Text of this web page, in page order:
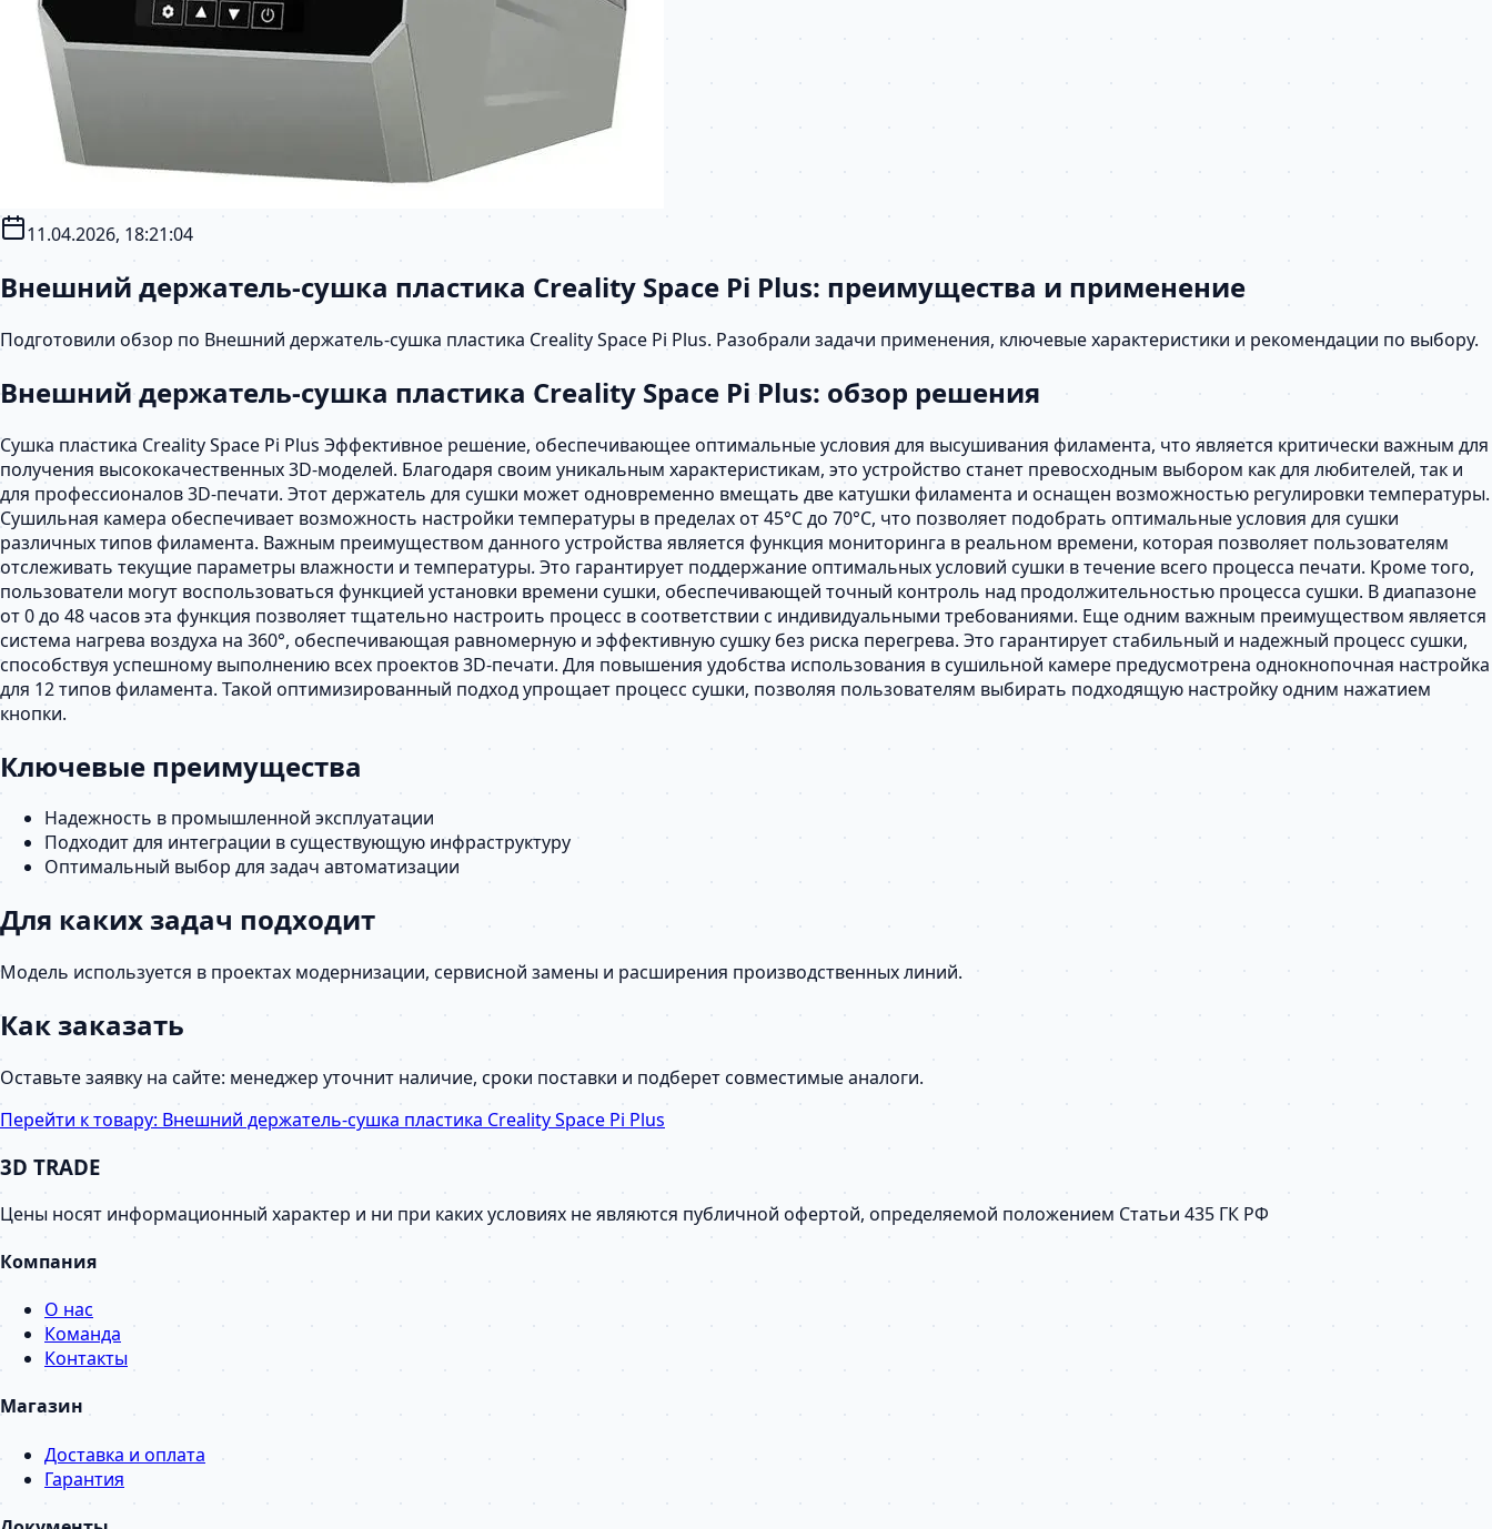
11.04.2026, 18:21:04
Внешний держатель-сушка пластика Creality Space Pi Plus: преимущества и применение
Подготовили обзор по Внешний держатель-сушка пластика Creality Space Pi Plus. Разобрали задачи применения, ключевые характеристики и рекомендации по выбору.
Внешний держатель-сушка пластика Creality Space Pi Plus: обзор решения
Cушка пластика Creality Space Pi Plus Эффективное решение, обеспечивающее оптимальные условия для высушивания филамента, что является критически важным для
получения высококачественных 3D-моделей. Благодаря своим уникальным характеристикам, это устройство станет превосходным выбором как для любителей, так и
для профессионалов 3D-печати. Этот держатель для сушки может одновременно вмещать две катушки филамента и оснащен возможностью регулировки температуры.
Сушильная камера обеспечивает возможность настройки температуры в пределах от 45°C до 70°C, что позволяет подобрать оптимальные условия для сушки
различных типов филамента. Важным преимуществом данного устройства является функция мониторинга в реальном времени, которая позволяет пользователям
отслеживать текущие параметры влажности и температуры. Это гарантирует поддержание оптимальных условий сушки в течение всего процесса печати. Кроме того,
пользователи могут воспользоваться функцией установки времени сушки, обеспечивающей точный контроль над продолжительностью процесса сушки. В диапазоне
от 0 до 48 часов эта функция позволяет тщательно настроить процесс в соответствии с индивидуальными требованиями. Еще одним важным преимуществом является
система нагрева воздуха на 360°, обеспечивающая равномерную и эффективную сушку без риска перегрева. Это гарантирует стабильный и надежный процесс сушки,
способствуя успешному выполнению всех проектов 3D-печати. Для повышения удобства использования в сушильной камере предусмотрена однокнопочная настройка
для 12 типов филамента. Такой оптимизированный подход упрощает процесс сушки, позволяя пользователям выбирать подходящую настройку одним нажатием
кнопки.
Ключевые преимущества
Надежность в промышленной эксплуатации
Подходит для интеграции в существующую инфраструктуру
Оптимальный выбор для задач автоматизации
Для каких задач подходит
Модель используется в проектах модернизации, сервисной замены и расширения производственных линий.
Как заказать
Оставьте заявку на сайте: менеджер уточнит наличие, сроки поставки и подберет совместимые аналоги.
Перейти к товару: Внешний держатель-сушка пластика Creality Space Pi Plus
3D TRADE
Цены носят информационный характер и ни при каких условиях не являются публичной офертой, определяемой положением Статьи 435 ГК РФ
Компания
О нас
Команда
Контакты
Магазин
Доставка и оплата
Гарантия